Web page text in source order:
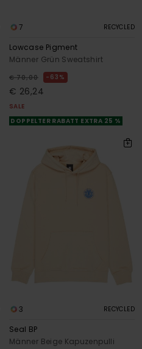
7 RECYCLED
Lowcase Pigment
Männer Grün Sweatshirt
€ 70,00 63%
€ 26,24
SALE
DOPPELTER RABATT EXTRA 25 %
3 RECYCLED
Seal BP
Männer Beige Kapuzenpulli